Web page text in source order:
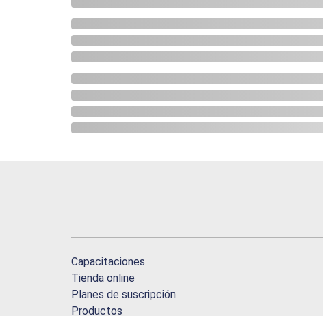
Capacitaciones
Tienda online
Planes de suscripción
Productos